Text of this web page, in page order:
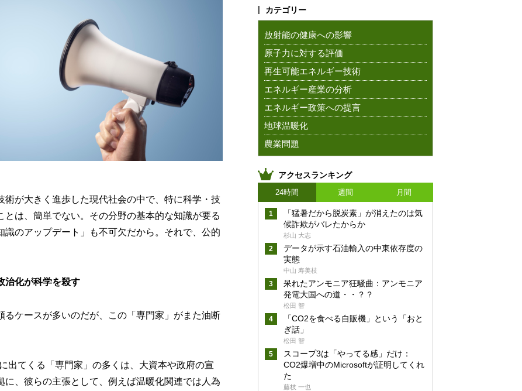
術が大きく進歩した現代社会の中で、特に科学・技
は、簡単でない。その分野の基本的な知識が要る
のアップデート」も不可欠だから。それで、公的
治化が科学を殺す
ケースが多いのだが、この「専門家」がまた油断
出てくる「専門家」の多くは、大資本や政府の宣
、彼らの主張として、例えば温暖化関連では人為
カテゴリー
放射能の健康への影響
原子力に対する評価
再生可能エネルギー技術
エネルギー産業の分析
エネルギー政策への提言
地球温暖化
農業問題
アクセスランキング
24時間 週間 月間
「猛暑だから脱炭素」が消えたのは気
候詐欺がバレたからか
杉山 大志
データが示す石油輸入の中東依存度の
実態
中山 寿美枝
呆れたアンモニア狂騒曲：アンモニア
発電大国への道・・？？
松田 智
「CO2を食べる自販機」という「おと
ぎ話」
松田 智
スコープ3は「やってる感」だけ：
CO2爆増中のMicrosoftが証明してくれ
た
藤枝 一也